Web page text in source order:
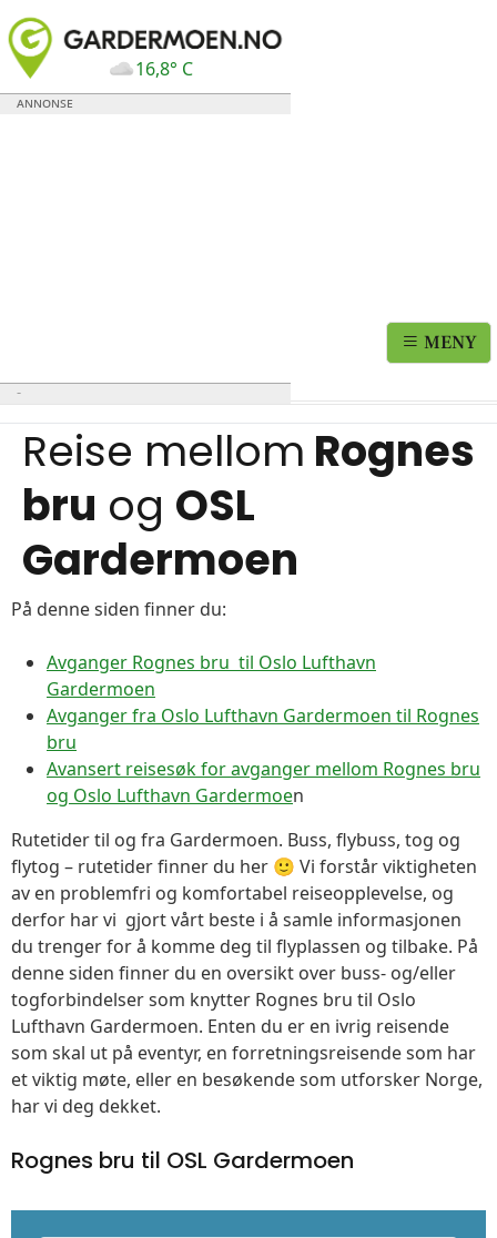
16,8° C
MENY
Reise mellom Rognes
bru og OSL
Gardermoen
På denne siden finner du:
Avganger Rognes bru til Oslo Lufthavn
Gardermoen
Avganger fra Oslo Lufthavn Gardermoen til Rognes
bru
Avansert reisesøk for avganger mellom Rognes bru
og Oslo Lufthavn Gardermoen
Rutetider til og fra Gardermoen. Buss, flybuss, tog og
flytog – rutetider finner du her 🙂 Vi forstår viktigheten
av en problemfri og komfortabel reiseopplevelse, og
derfor har vi gjort vårt beste i å samle informasjonen
du trenger for å komme deg til flyplassen og tilbake. På
denne siden finner du en oversikt over buss- og/eller
togforbindelser som knytter Rognes bru til Oslo
Lufthavn Gardermoen. Enten du er en ivrig reisende
som skal ut på eventyr, en forretningsreisende som har
et viktig møte, eller en besøkende som utforsker Norge,
har vi deg dekket.
Rognes bru til OSL Gardermoen